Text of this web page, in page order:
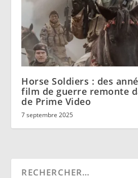
Horse Soldiers : des
film de guerre remonte
de Prime Video
7 septembre 2025